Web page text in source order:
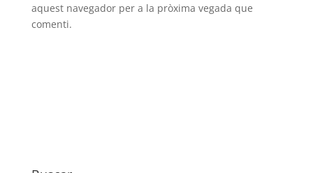
aquest navegador per a la pròxima vegada que
comenti.